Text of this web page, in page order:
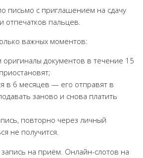
письмо с приглашением на сдачу
пальцев.
важных моментов:
оригиналы документов в течение 15
в 6 месяцев — его отправят в
заново и снова платить
повторно через личный
не получится.
на приём. Онлайн-слотов на